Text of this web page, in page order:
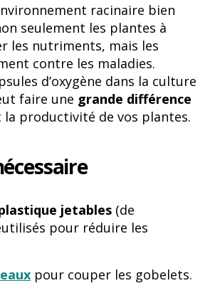
racinaire bien
seulement les plantes à
les nutriments, mais les
contre les maladies.
d’oxygène dans la culture
faire une grande différence
la productivité de vos plantes.
jetables (de
pour réduire les
pour couper les gobelets.